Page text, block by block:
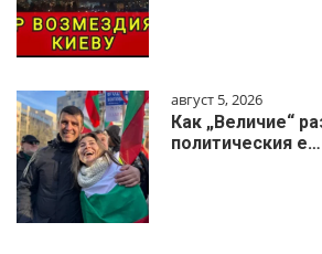
август 5, 2026
Как „Величие“
политическия е…